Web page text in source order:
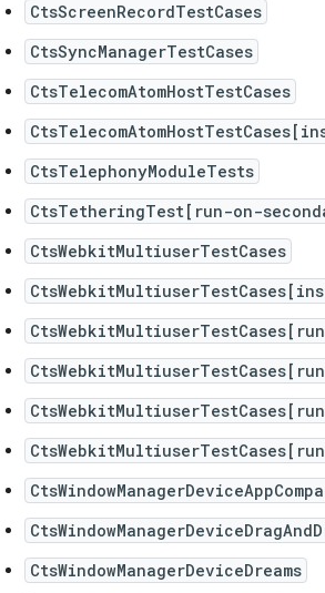
CtsScreenRecordTestCases
CtsSyncManagerTestCases
CtsTelecomAtomHostTestCases
CtsTelephonyModuleTests
CtsTetheringTest[run-on-
CtsWebkitMultiuserTestCases
CtsWindowManagerDeviceDreams